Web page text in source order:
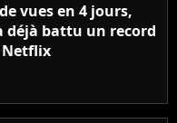
vues en 4 jours,
déjà battu un record
Netflix